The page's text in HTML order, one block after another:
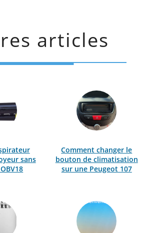
articles
sans
Comment changer le
bouton de climatisation
sur une Peugeot 107